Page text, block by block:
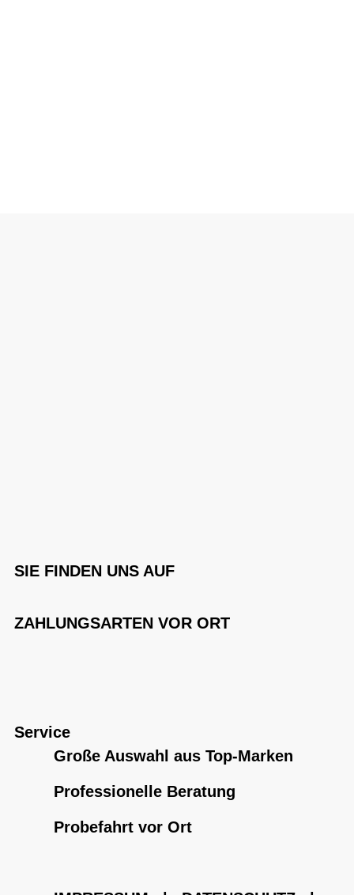
SIE FINDEN UNS AUF
ZAHLUNGSARTEN VOR ORT
Service
Große Auswahl aus Top-Marken
Professionelle Beratung
Probefahrt vor Ort